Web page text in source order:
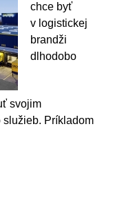
chce byť
v logistickej
brandži
dlhodobo
svojim
služieb. Príkladom